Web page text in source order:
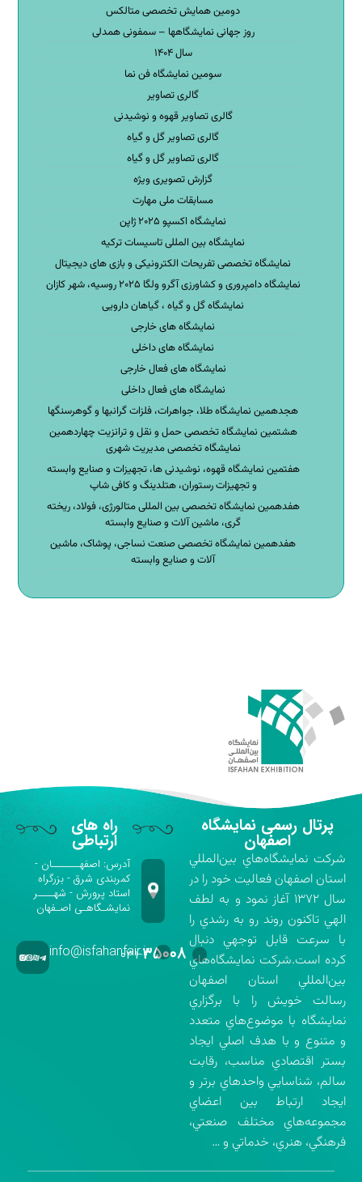
دومین همایش تخصصی متالکس
روز جهانی نمایشگاهها – سمفونی همدلی
سال ۱۴۰۴
سومین نمایشگاه فن نما
گالری تصاویر
گالری تصاویر قهوه و نوشیدنی
گالری تصاویر گل و گیاه
گالری تصاویر گل و گیاه
گزارش تصویری ویژه
مسابقات ملی مهارت
نمایشگاه اکسپو ۲۰۲۵ ژاپن
نمایشگاه بین المللی تاسیسات ترکیه
نمایشگاه تخصصی تفریحات الکترونیکی و بازی های دیجیتال
نمایشگاه دامپروری و کشاورزی آگرو ولگا ۲۰۲۵ روسیه، شهر کازان
نمایشگاه گل و گیاه ، گیاهان دارویی
نمایشگاه های خارجی
نمایشگاه های داخلی
نمایشگاه های فعال خارجی
نمایشگاه های فعال داخلی
هجدهمین نمایشگاه طلا، جواهرات، فلزات گرانبها و گوهرسنگها
هشتمین نمایشگاه تخصصی حمل و نقل و ترانزیت چهاردهمین
نمایشگاه تخصصی مدیریت شهری
هفتمین نمایشگاه قهوه، نوشیدنی ها، تجهیزات و صنایع وابسته
و تجهیزات رستوران، هتلدینگ و کافی شاپ
هفدهمین نمایشگاه تخصصی بین المللی متالورژی، فولاد، ریخته
گری، ماشین آلات و صنایع وابسته
هفدهمین نمایشگاه تخصصی صنعت نساجی، پوشاک، ماشین
آلات و صنایع وابسته
پرتال رسمی نمایشگاه
اصفهان
شركت نمايشگاه‌هاي بين‌المللي
استان اصفهان فعاليت خود را در
سال ۱۳۷۲ آغاز نمود و به لطف
الهي تاكنون روند رو به رشدي را
با سرعت قابل توجهي دنبال
كرده است.شركت نمايشگاه‌هاي
بين‌المللي استان اصفهان
رسالت خويش را با برگزاري
نمايشگاه با موضوع‌هاي متعدد
و متنوع و با هدف اصلي ايجاد
بستر اقتصادي مناسب، رقابت
سالم، شناسايي واحدهاي برتر و
ايجاد ارتباط بين اعضاي
مجموعه‌هاي مختلف صنعتي،
فرهنگي، هنري، خدماتي و …
راه های
ارتباطی
آدرس: اصفهـــــــان -
کمربندی شرق - بزرگراه
استاد پرورش - شهــــر
نمایشـگاهـی اصـفهان
۰۳۱-۳۵۰۰۸info@isfahanfair.ir